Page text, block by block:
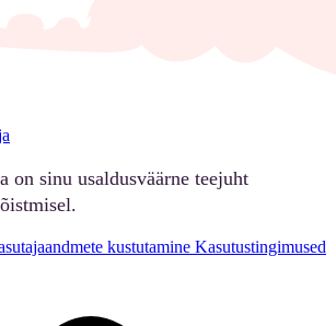
on sinu usaldusväärne teejuht
kustutamine Kasutustingimused